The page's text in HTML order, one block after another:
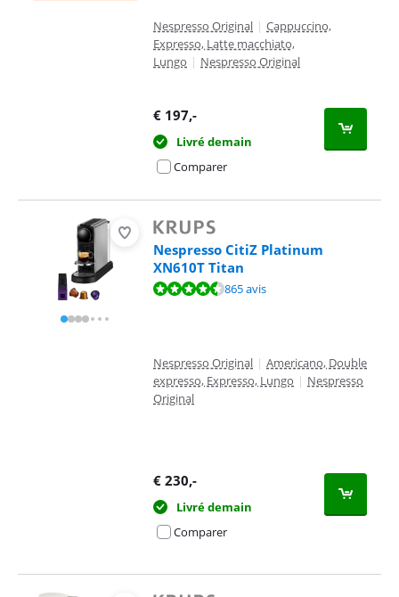
Nespresso Original | Cappuccino,
Expresso, Latte macchiato,
Lungo | Nespresso Original
€ 197,-
Livré demain
Comparer
Nespresso CitiZ Platinum
XN610T Titan
La note est de 8,8 sur 10, basée sur 865 avis.
865 avis
Nespresso Original | Americano, Double
expresso, Expresso, Lungo | Nespresso
Original
€ 230,-
Livré demain
Comparer